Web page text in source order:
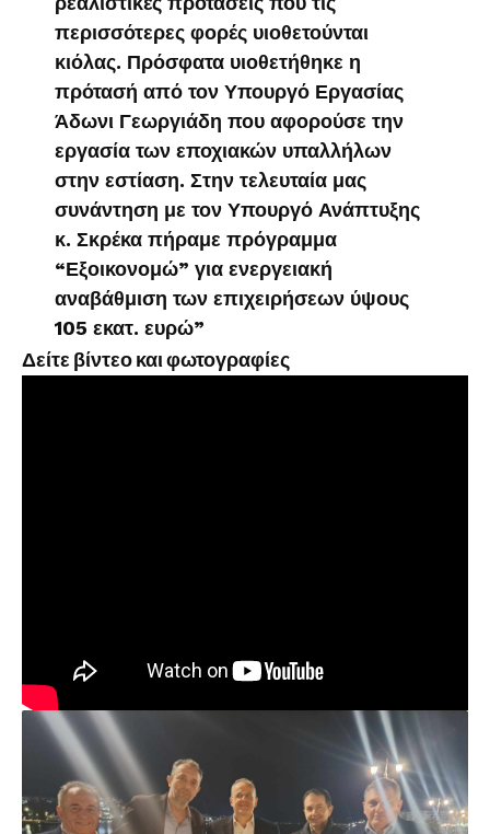
περισσότερες φορές υιοθετούνται
κιόλας. Πρόσφατα υιοθετήθηκε η
πρότασή από τον Υπουργό Εργασίας
Άδωνι Γεωργιάδη που αφορούσε την
εργασία των εποχιακών υπαλλήλων
στην εστίαση. Στην τελευταία μας
συνάντηση με τον Υπουργό Ανάπτυξης
κ. Σκρέκα πήραμε πρόγραμμα
“Εξοικονομώ” για ενεργειακή
αναβάθμιση των επιχειρήσεων ύψους
105 εκατ. ευρώ”
Δείτε βίντεο και φωτογραφίες